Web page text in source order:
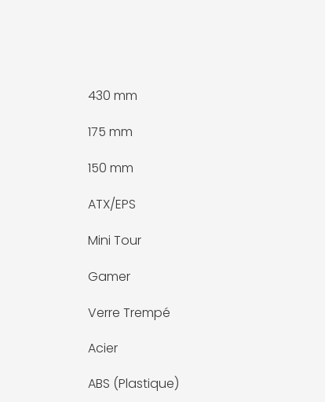
430 mm
175 mm
150 mm
ATX/EPS
Mini Tour
Gamer
Verre Trempé
Acier
ABS (Plastique)